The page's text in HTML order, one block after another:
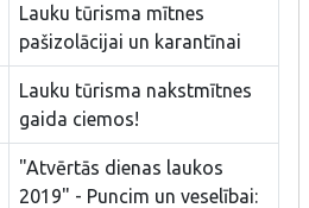
Lauku tūrisma mītnes
pašizolācijai un karantīnai
Lauku tūrisma nakstmītnes
gaida ciemos!
"Atvērtās dienas laukos
2019" - Puncim un veselībai: